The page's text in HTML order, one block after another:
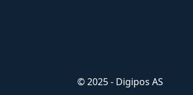
© 2025 - Digipos AS